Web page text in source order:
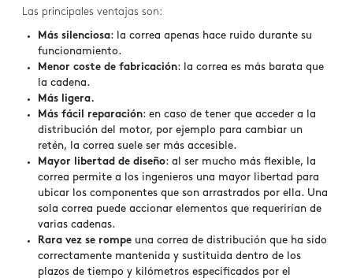
Las principales ventajas son:
Más silenciosa: la correa apenas hace ruido durante su
funcionamiento.
Menor coste de fabricación: la correa es más barata que
la cadena.
Más ligera.
Más fácil reparación: en caso de tener que acceder a la
distribución del motor, por ejemplo para cambiar un
retén, la correa suele ser más accesible.
Mayor libertad de diseño: al ser mucho más flexible, la
correa permite a los ingenieros una mayor libertad para
ubicar los componentes que son arrastrados por ella. Una
sola correa puede accionar elementos que requerirían de
varias cadenas.
Rara vez se rompeuna correa de distribución que ha sido
correctamente mantenida y sustituida dentro de los
plazos de tiempo y kilómetros especificados por el